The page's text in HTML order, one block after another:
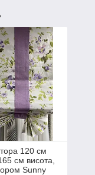
120 см
см висота,
Sunny